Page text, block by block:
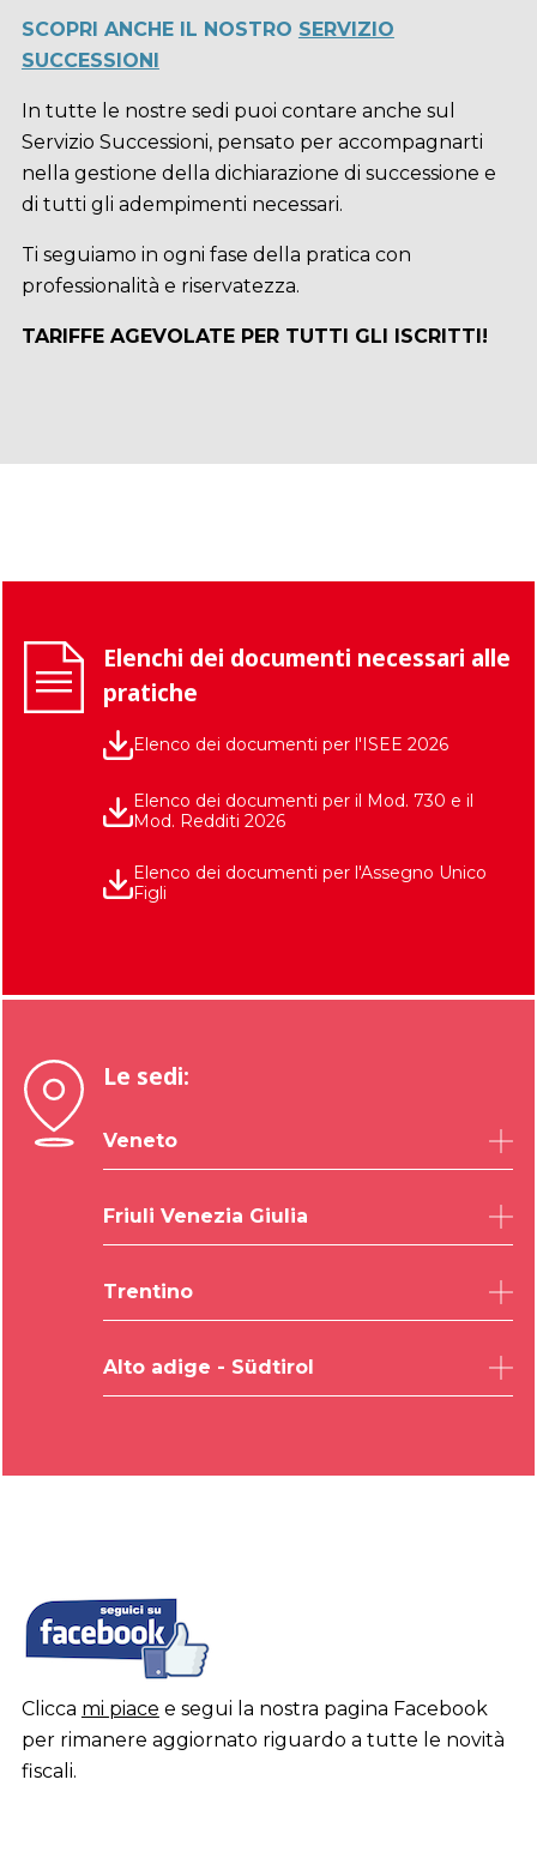
SCOPRI ANCHE IL NOSTRO SERVIZIO
SUCCESSIONI
In tutte le nostre sedi puoi contare anche sul
Servizio Successioni, pensato per accompagnarti
nella gestione della dichiarazione di successione e
di tutti gli adempimenti necessari.
Ti seguiamo in ogni fase della pratica con
professionalità e riservatezza.
TARIFFE AGEVOLATE PER TUTTI GLI ISCRITTI!
Elenchi dei documenti necessari alle
pratiche
Elenco dei documenti per l'ISEE 2026
Elenco dei documenti per il Mod. 730 e il
Mod. Redditi 2026
Elenco dei documenti per l'Assegno Unico
Figli
Le sedi:
Veneto
Belluno
Treviso
Verona
Vicenza
Friuli Venezia Giulia
Udine
Gorizia
Trentino
Trento
Alto adige - Südtirol
Clicca mi piace e segui la nostra pagina Facebook
per rimanere aggiornato riguardo a tutte le novità
fiscali.